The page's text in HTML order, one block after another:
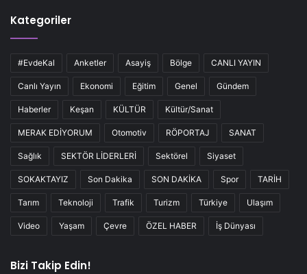
Kategoriler
#EvdeKal Anketler Asayiş Bölge CANLI YAYIN
Canlı Yayın Ekonomi Eğitim Genel Gündem
Haberler Keşan KÜLTÜR Kültür/Sanat
MERAK EDİYORUM Otomotiv RÖPORTAJ SANAT
Sağlık SEKTÖR LİDERLERİ Sektörel Siyaset
SOKAKTAYIZ Son Dakika SON DAKİKA Spor TARİH
Tarım Teknoloji Trafik Turizm Türkiye Ulaşım
Video Yaşam Çevre ÖZEL HABER İş Dünyası
Bizi Takip Edin!